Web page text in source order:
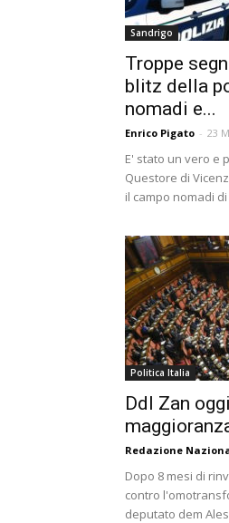
Sandrigo
Troppe
blitz della
nomadi e...
Enrico Pigato - 23
E' stato un vero e
Questore di
il campo nomadi
Politica Italia
Ddl Zan
Redazione
Dopo 8 mesi di
contro
deputato dem